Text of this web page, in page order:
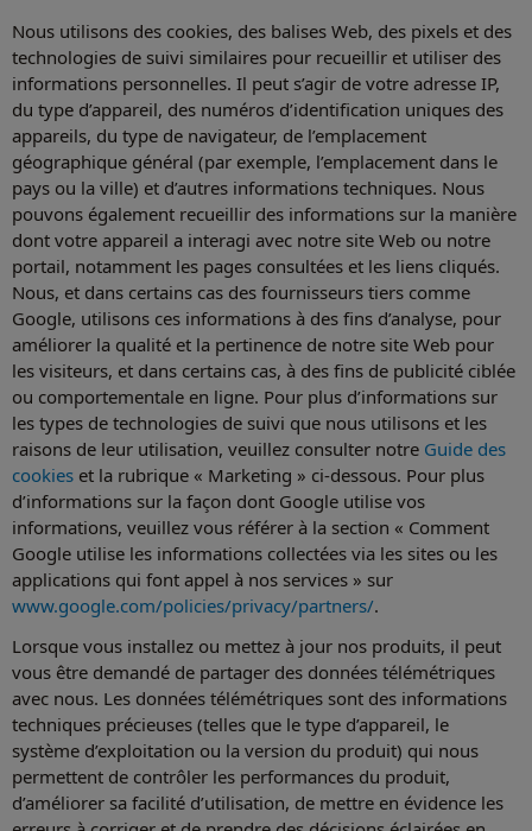
Nous utilisons des cookies, des balises Web, des pixels et des
technologies de suivi similaires pour recueillir et utiliser des
informations personnelles. Il peut s’agir de votre adresse IP,
du type d’appareil, des numéros d’identification uniques des
appareils, du type de navigateur, de l’emplacement
géographique général (par exemple, l’emplacement dans le
pays ou la ville) et d’autres informations techniques. Nous
pouvons également recueillir des informations sur la manière
dont votre appareil a interagi avec notre site Web ou notre
portail, notamment les pages consultées et les liens cliqués.
Nous, et dans certains cas des fournisseurs tiers comme
Google, utilisons ces informations à des fins d’analyse, pour
améliorer la qualité et la pertinence de notre site Web pour
les visiteurs, et dans certains cas, à des fins de publicité ciblée
ou comportementale en ligne. Pour plus d’informations sur
les types de technologies de suivi que nous utilisons et les
raisons de leur utilisation, veuillez consulter notre Guide des
cookies et la rubrique « Marketing » ci-dessous. Pour plus
d’informations sur la façon dont Google utilise vos
informations, veuillez vous référer à la section « Comment
Google utilise les informations collectées via les sites ou les
applications qui font appel à nos services » sur
www.google.com/policies/privacy/partners/.
Lorsque vous installez ou mettez à jour nos produits, il peut
vous être demandé de partager des données télémétriques
avec nous. Les données télémétriques sont des informations
techniques précieuses (telles que le type d’appareil, le
système d’exploitation ou la version du produit) qui nous
permettent de contrôler les performances du produit,
d’améliorer sa facilité d’utilisation, de mettre en évidence les